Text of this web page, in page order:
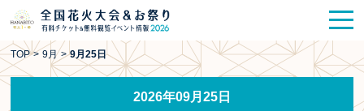
花火大会
HANABITO の道
TOP > 9月 > 9月25日
2026年09月25日